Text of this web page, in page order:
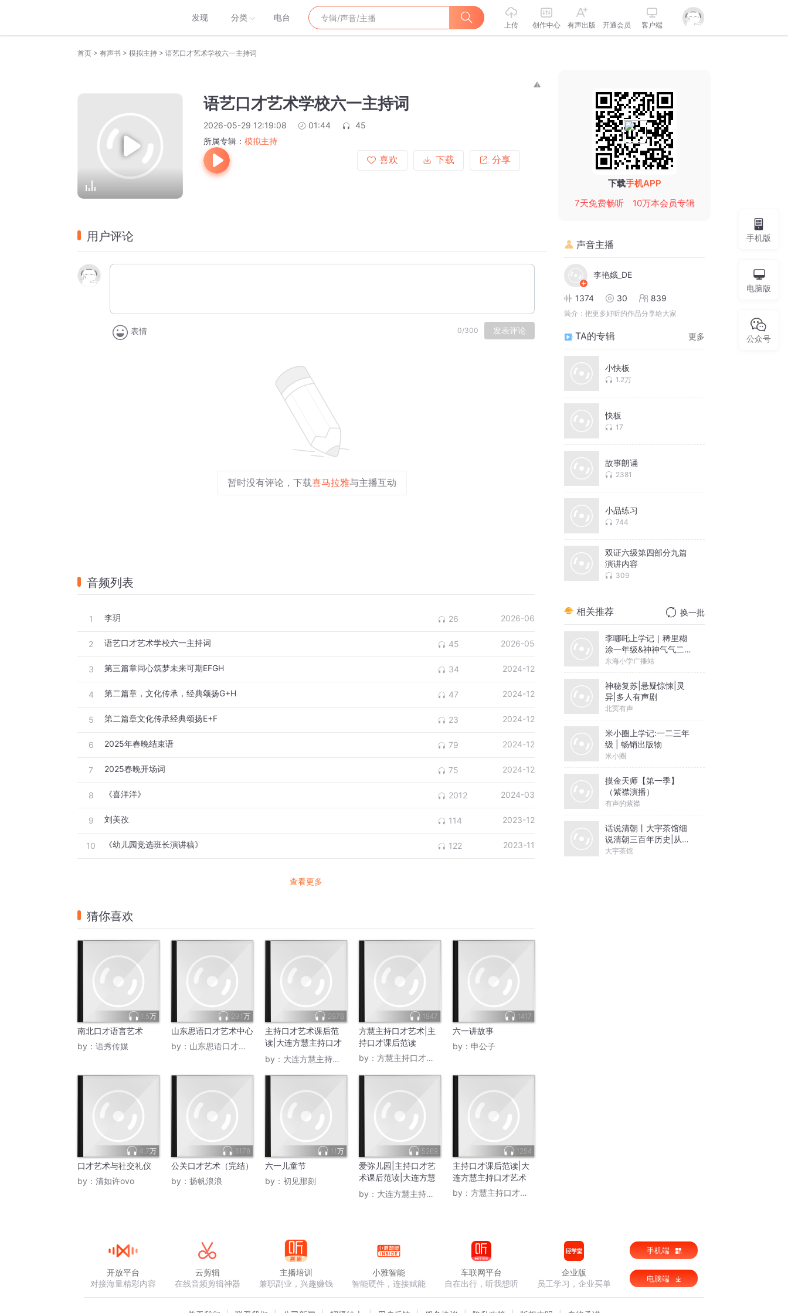
发现 分类 电台
上传 创作中心 有声出版 开通会员 客户端
首页 > 有声书 > 模拟主持 > 语艺口才艺术学校六一主持词
语艺口才艺术学校六一主持词
2026-05-29 12:19:08 01:44
45
所属专辑： 模拟主持
喜欢
下载 分享
用户评论
表情 0/300 发表评论
暂时没有评论，下载喜马拉雅与主播互动
音频列表
1 李玥 26 2026-06
2 语艺口才艺术学校六一主持词 45 2026-05
3 第三篇章同心筑梦未来可期EFGH 34 2024-12
4 第二篇章，文化传承，经典颂扬G+H 47 2024-12
5 第二篇章文化传承经典颂扬E+F 23 2024-12
6 2025年春晚结束语 79 2024-12
7 2025春晚开场词 75 2024-12
8 《喜洋洋》 2012 2024-03
9 刘美孜 114 2023-12
10 《幼儿园竞选班长演讲稿》 122 2023-11
查看更多
猜你喜欢
1.5万
南北口才语言艺术
by： 语秀传媒
29.1万
山东思语口才艺术中心
by： 山东思语口才艺术中心
2876
主持口才艺术课后范
读|大连方慧主持口才
艺术
by： 大连方慧主持口才艺术
1947
方慧主持口才艺术|主
持口才课后范读
by： 方慧主持口才艺术
1417
六一讲故事
by： 申公子
4.7万
口才艺术与社交礼仪
by： 清如许ovo
6178
公关口才艺术（完结）
by： 扬帆浪浪
1.1万
六一儿童节
by： 初见那刻
5269
爱弥儿园|主持口才艺
术课后范读|大连方慧
主持口才艺术
by： 大连方慧主持口才艺术
1254
主持口才课后范读|大
连方慧主持口才艺术
by： 方慧主持口才艺术
下载手机APP
7天免费畅听
10万本会员专辑
声音主播
李艳娥_DE
1374 30 839
简介： 把更多好听的作品分享给大家
TA的专辑 更多
小快板
1.2万
快板
17
故事朗诵
2381
小品练习
744
双证六级第四部分九篇
演讲内容
309
相关推荐 换一批
李哪吒上学记｜稀里糊
涂一年级&神神气气二年
级
东海小学广播站
神秘复苏|悬疑惊悚|灵
异|多人有声剧
北冥有声
米小圈上学记:一二三年
级 | 畅销出版物
米小圈
摸金天师【第一季】
（紫襟演播）
有声的紫襟
话说清朝丨大宇茶馆细
说清朝三百年历史|从努
尔哈赤到末代皇帝溥仪|
大宇茶馆
手机版
电脑版
公众号
开放平台
对接海量精彩内容
云剪辑
在线音频剪辑神器
主播培训
兼职副业，兴趣赚钱
小雅智能
智能硬件，连接赋能
车联网平台
自在出行，听我想听
企业版
员工学习，企业买单
手机端
电脑端